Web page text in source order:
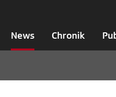
News Chronik